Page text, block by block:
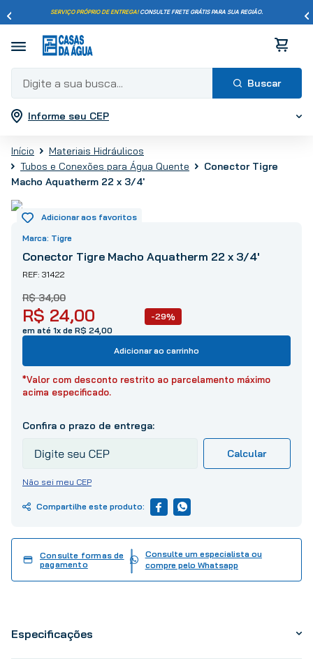
SERVIÇO PRÓPRIO DE ENTREGA!CONSULTE FRETE GRÁTIS PARA SUA REGIÃO.
Digite a sua busca...
Informe seu CEP
Materiais Hidráulicos
Tubos e Conexões para Água Quente
Conector Tigre
Macho Aquatherm 22 x 3/4'
Tigre
Conector Tigre Macho Aquatherm 22 x 3/4'
31422
R$ 24,00
R$ 34,00
-29%
em até 1x de R$ 24,00
Adicionar ao carrinho
*Valor com desconto restrito ao parcelamento máximo
acima especificado.
Não sei meu CEP
Consulte formas de
pagamento
Consulte um especialista ou
compre pelo Whatsapp
Especificações
Termos mais buscados
2
porcelanato
3º
piso
5
º
vaso sanitário
6º
torneira
7º
cimento
8º
chuveiro
9º
telha
10º tinta